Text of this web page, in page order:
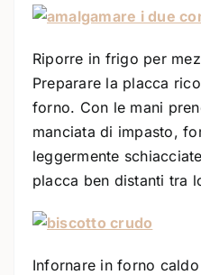
Riporre in frigo per
Preparare la placca
forno. Con le mani
manciata di impasto,
leggermente
placca ben distanti tra
Infornare in forno